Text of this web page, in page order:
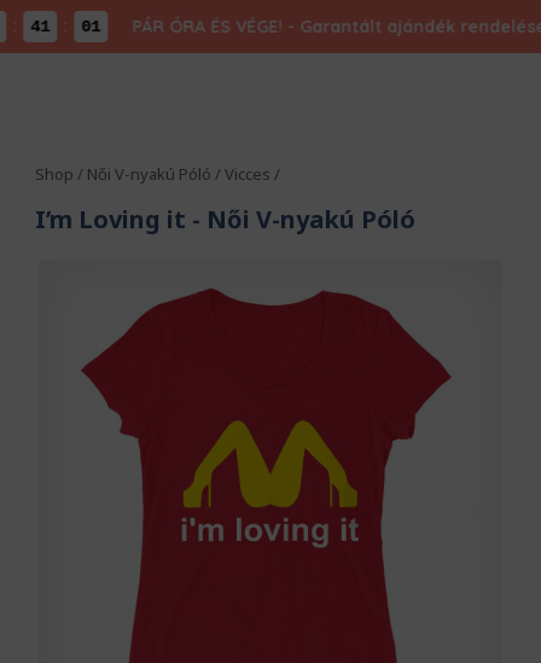
41 : 00 PÁR ÓRA ÉS VÉGE! - Garantált ajándék
Shop / Női V-nyakú Póló /Vicces /
I’m Loving it - Női V-nyakú Póló